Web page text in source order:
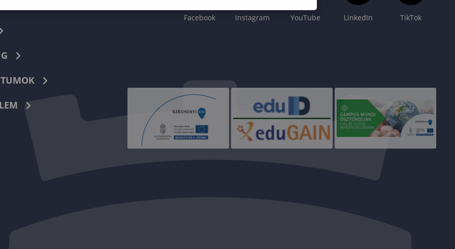
Facebook Instagram YouTube LinkedIn TikTok